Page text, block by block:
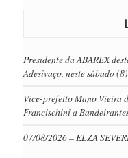
Presidente da ABAREX
Adesivaço, neste sábado (8)
Vice-prefeito Mano Vieira
Francischini a
07/08/2026 – ELZA